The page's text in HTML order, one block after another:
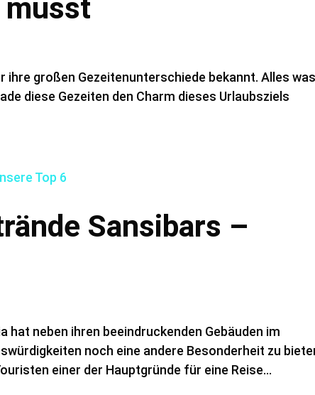
musst
ihre großen Gezeitenunterschiede bekannt. Alles
diese Gezeiten den Charm dieses Urlaubsziels
Sansibars –
hat neben ihren beeindruckenden Gebäuden im
noch eine andere Besonderheit zu
einer der Hauptgründe für eine Reise...